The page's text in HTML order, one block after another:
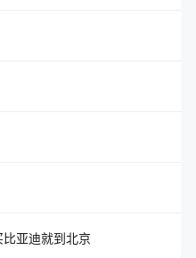
亚迪就到北京